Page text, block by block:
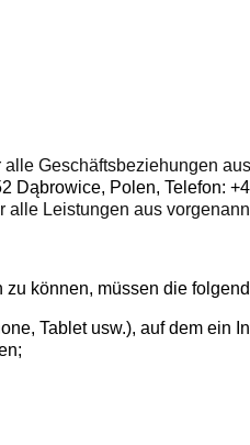
Geschäftsbeziehungen
Dąbrowice, Polen, Telefon:
alle Leistungen aus
können, müssen die
Tablet usw.), auf dem ein